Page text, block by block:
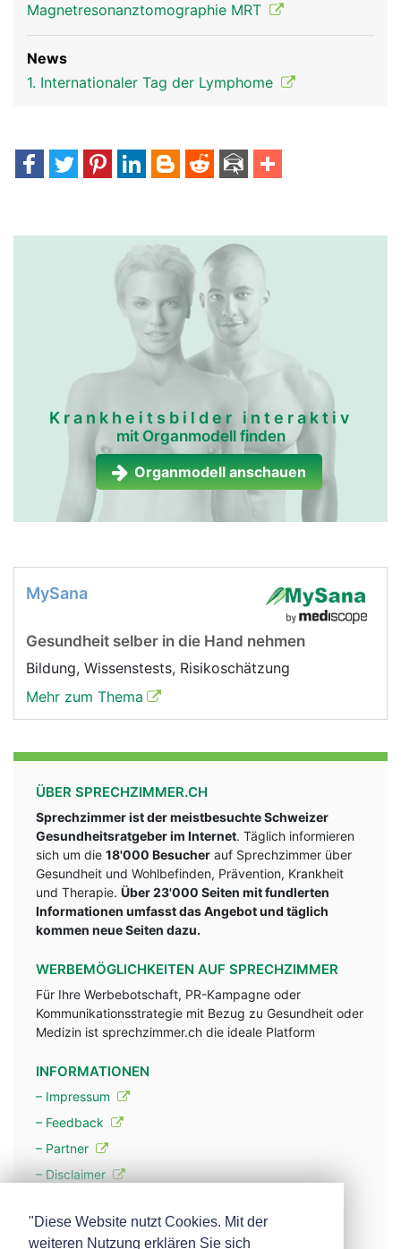
Magnetresonanztomographie MRT
News
1. Internationaler Tag der Lymphome
Krankheitsbilder interaktiv
mit Organmodell finden
Organmodell anschauen
MySana
Gesundheit selber in die Hand nehmen
Bildung, Wissenstests, Risikoschätzung
Mehr zum Thema
ÜBER SPRECHZIMMER.CH
Sprechzimmer ist der meistbesuchte Schweizer
Gesundheitsratgeber im Internet. Täglich informieren
sich um die 18'000 Besucher auf Sprechzimmer über
Gesundheit und Wohlbefinden, Prävention, Krankheit
und Therapie. Über 23'000 Seiten mit fundlerten
Informationen umfasst das Angebot und täglich
kommen neue Seiten dazu.
WERBEMÖGLICHKEITEN AUF SPRECHZIMMER
Für Ihre Werbebotschaft, PR-Kampagne oder
Kommunikationsstrategie mit Bezug zu Gesundheit oder
Medizin ist sprechzimmer.ch die ideale Platform
INFORMATIONEN
– Impressum
– Feedback
– Partner
– Disclaimer
– Werbung
"Diese Website nutzt Cookies. Mit der
weiteren Nutzung erklären Sie sich